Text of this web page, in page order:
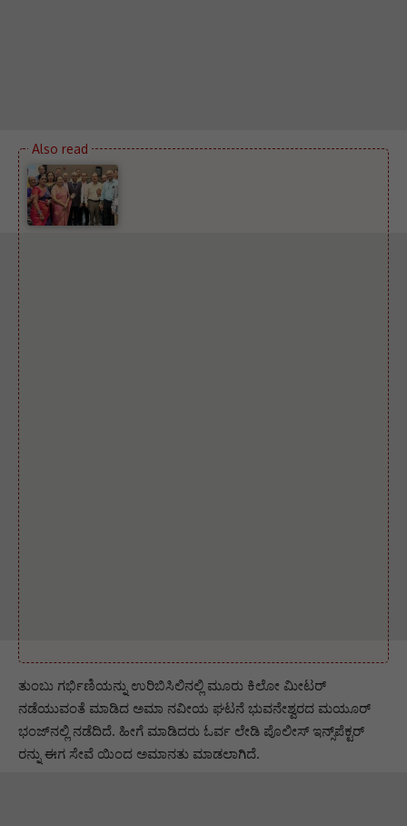
ತುಂಬು ಗರ್ಭಿಣಿಯನ್ನು ಉರಿಬಿಸಿಲಿನಲ್ಲಿ ಮೂರು ಕಿಲೋ ಮೀಟರ್‌
ನಡೆಯುವಂತೆ ಮಾಡಿದ ಅಮಾ ನವೀಯ ಘಟನೆ ಭುವನೇಶ್ವರದ ಮಯೂರ್‌
ಭಂಜ್‌ನಲ್ಲಿ ನಡೆದಿದೆ. ಹೀಗೆ ಮಾಡಿದರು ಓರ್ವ ಲೇಡಿ ಪೊಲೀಸ್‌ ಇನ್ಸ್‌ಪೆಕ್ಟರ್‌
ರನ್ನು ಈಗ ಸೇವೆ ಯಿಂದ ಅಮಾನತು ಮಾಡಲಾಗಿದೆ.